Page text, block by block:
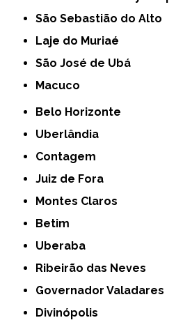
São Sebastião do Alto
Laje do Muriaé
São José de Ubá
Macuco
Belo Horizonte
Uberlândia
Contagem
Juiz de Fora
Montes Claros
Betim
Uberaba
Ribeirão das Neves
Governador Valadares
Divinópolis